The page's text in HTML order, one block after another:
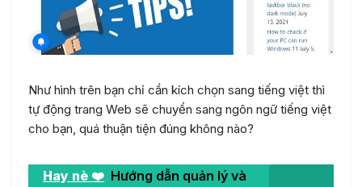
Như hình trên bạn chỉ cần kích chọn sang tiếng việt thì
tự động trang Web sẽ chuyển sang ngôn ngữ tiếng việt
cho bạn, quá thuận tiện đúng không nào?
Hay nè ❤️ Hướng dẫn quản lý và